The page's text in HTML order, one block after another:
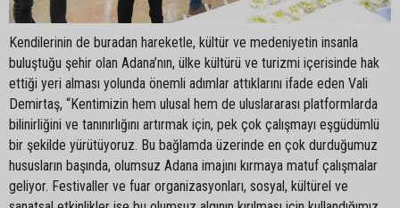
Kendilerinin de buradan hareketle, kültür ve medeniyetin insanla
buluştuğu şehir olan Adana’nın, ülke kültürü ve turizmi içerisinde hak
ettiği yeri alması yolunda önemli adımlar attıklarını ifade eden Vali
Demirtaş, “Kentimizin hem ulusal hem de uluslararası platformlarda
bilinirliğini ve tanınırlığını artırmak için, pek çok çalışmayı eşgüdümlü
bir şekilde yürütüyoruz. Bu bağlamda üzerinde en çok durduğumuz
hususların başında, olumsuz Adana imajını kırmaya matuf çalışmalar
geliyor. Festivaller ve fuar organizasyonları, sosyal, kültürel ve